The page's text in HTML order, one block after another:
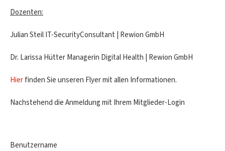
Dozenten:
Julian Steil IT-SecurityConsultant | Rewion GmbH
Dr. Larissa Hütter Managerin Digital Health | Rewion GmbH
Hierfinden Sie unseren Flyer mit allen Informationen.
Nachstehend die Anmeldung mit Ihrem Mitglieder-Login
Benutzername